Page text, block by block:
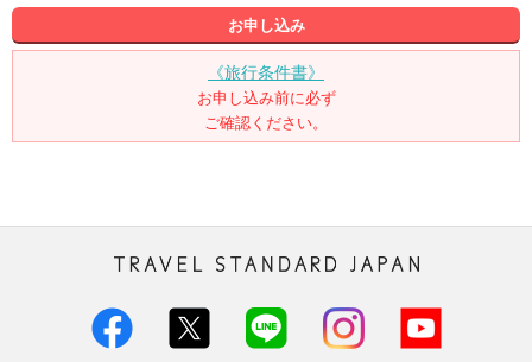
お申し込み
《旅行条件書》
お申し込み前に必ず
ご確認ください。
式会社